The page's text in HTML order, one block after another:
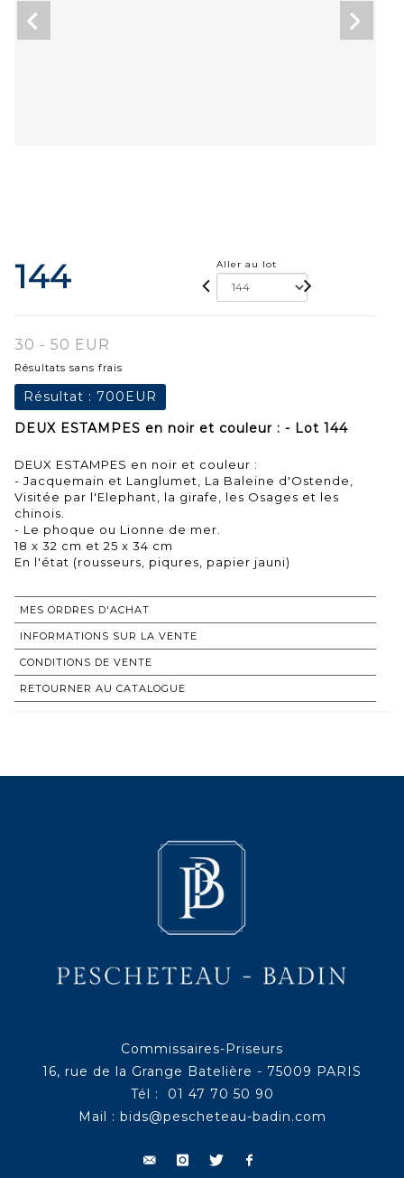
144 Aller au lot
30 - 50 EUR
Résultats sans frais
Résultat : 700EUR
DEUX ESTAMPES en noir et couleur : - Lot 144
DEUX ESTAMPES en noir et couleur :
- Jacquemain et Langlumet, La Baleine d'Ostende,
Visitée par l'Elephant, la girafe, les Osages et les
chinois.
- Le phoque ou Lionne de mer.
18 x 32 cm et 25 x 34 cm
En l'état (rousseurs, piqures, papier jauni)
MES ORDRES D'ACHAT
INFORMATIONS SUR LA VENTE
CONDITIONS DE VENTE
RETOURNER AU CATALOGUE
Commissaires-Priseurs
16, rue de la Grange Batelière - 75009 PARIS
Tél : 01 47 70 50 90
Mail : bids@pescheteau-badin.com